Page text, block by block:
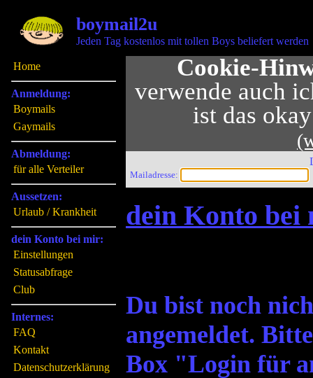
boymail2u
Jeden Tag kostenlos mit tollen Boys beliefert werden
Home
Anmeldung:
Boymails
Gaymails
Abmeldung:
für alle Verteiler
Aussetzen:
Urlaub / Krankheit
dein Konto bei mir:
Einstellungen
Statusabfrage
Club
Internes:
FAQ
Kontakt
Datenschutzerklärung
Cookie-
verwende auch
ist das
Mailadresse:
dein Konto bei
Du bist noch
angemeldet.
Box "Login für